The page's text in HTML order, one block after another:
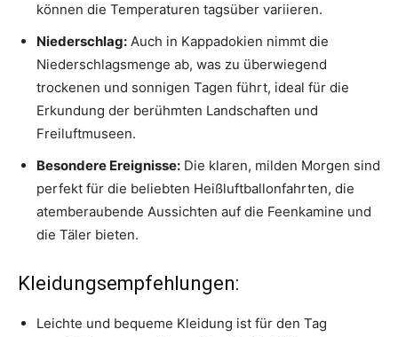
können die Temperaturen tagsüber variieren.
Niederschlag: Auch in Kappadokien nimmt die
Niederschlagsmenge ab, was zu überwiegend
trockenen und sonnigen Tagen führt, ideal für die
Erkundung der berühmten Landschaften und
Freiluftmuseen.
Besondere Ereignisse: Die klaren, milden Morgen sind
perfekt für die beliebten Heißluftballonfahrten, die
atemberaubende Aussichten auf die Feenkamine und
die Täler bieten.
Kleidungsempfehlungen:
Leichte und bequeme Kleidung ist für den Tag